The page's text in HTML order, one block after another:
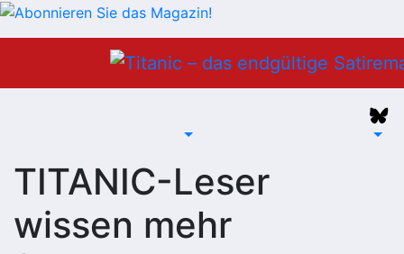
TITANIC-Leser
wissen mehr